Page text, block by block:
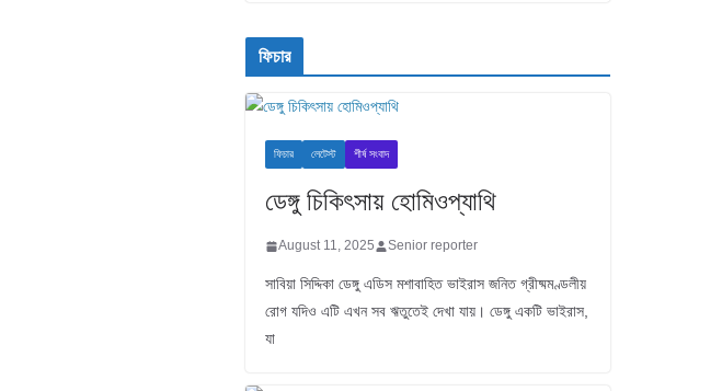
ফিচার
ফিচার লেটেস্ট শীর্ষ সংবাদ
ডেঙ্গু চিকিৎসায় হোমিওপ্যাথি
August 11, 2025 Senior reporter
সাবিয়া সিদ্দিকা ডেঙ্গু এডিস মশাবাহিত ভাইরাস জনিত গ্রীষ্মমণ্ডলীয়
রোগ যদিও এটি এখন সব ঋতুতেই দেখা যায়। ডেঙ্গু একটি ভাইরাস,
যা